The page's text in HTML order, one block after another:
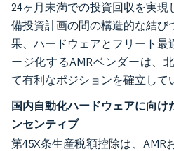
24ヶ月未満での投資回収を実現
備投資計画の間の構造的な結び
果、ハードウェアとフリート最
ージ化するAMRベンダーは、
て有利なポジションを確立して
国内自動化ハードウェアに向
ンセンティブ
第45X条生産税額控除は、AMR